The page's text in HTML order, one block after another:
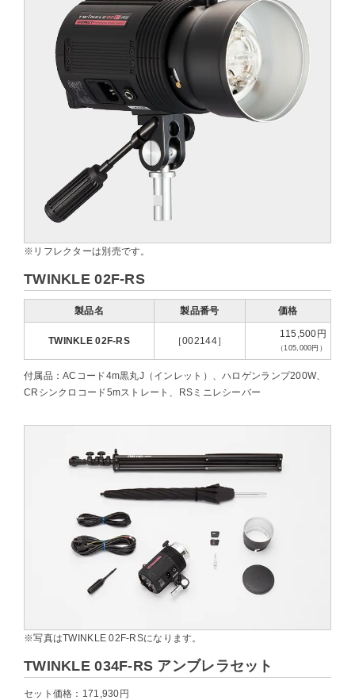
※リフレクターは別売です。
TWINKLE 02F-RS
製品名 製品番号 価格
TWINKLE 02F-RS ［002144］
115,500円
（105,000円）
付属品：ACコード4m黒丸J（インレット）、ハロゲンランプ200W、
CRシンクロコード5mストレート、RSミニレシーバー
※写真はTWINKLE 02F-RSになります。
TWINKLE 034F-RS アンブレラセット
セット価格：171,930円